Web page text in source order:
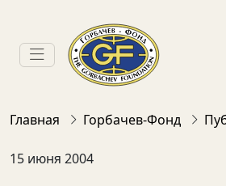
Главная Горбачев-Фонд
15 июня 2004